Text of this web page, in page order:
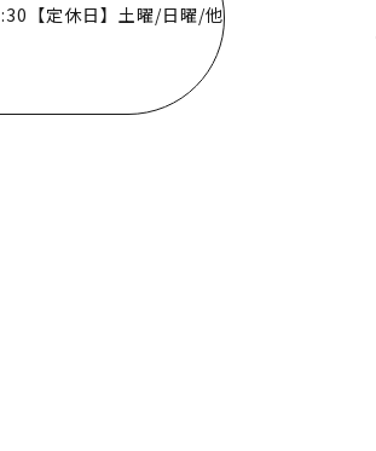
【定休日】土曜/日曜/他